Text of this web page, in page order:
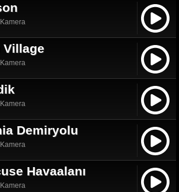
Kamera
Village
Kamera
Kamera
Demiryolu
Kamera
Havaalanı
Kamera